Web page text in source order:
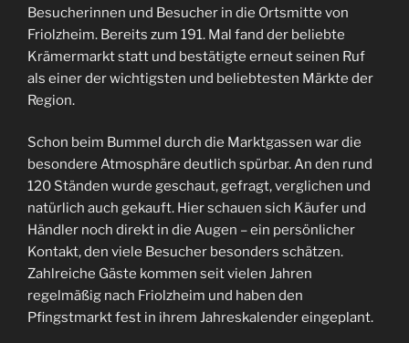
Besucherinnen und Besucher in die Ortsmitte von
Friolzheim. Bereits zum 191. Mal fand der beliebte
Krämermarkt statt und bestätigte erneut seinen Ruf
als einer der wichtigsten und beliebtesten Märkte der
Region.
Schon beim Bummel durch die Marktgassen war die
besondere Atmosphäre deutlich spürbar. An den rund
120 Ständen wurde geschaut, gefragt, verglichen und
natürlich auch gekauft. Hier schauen sich Käufer und
Händler noch direkt in die Augen – ein persönlicher
Kontakt, den viele Besucher besonders schätzen.
Zahlreiche Gäste kommen seit vielen Jahren
regelmäßig nach Friolzheim und haben den
Pfingstmarkt fest in ihrem Jahreskalender eingeplant.